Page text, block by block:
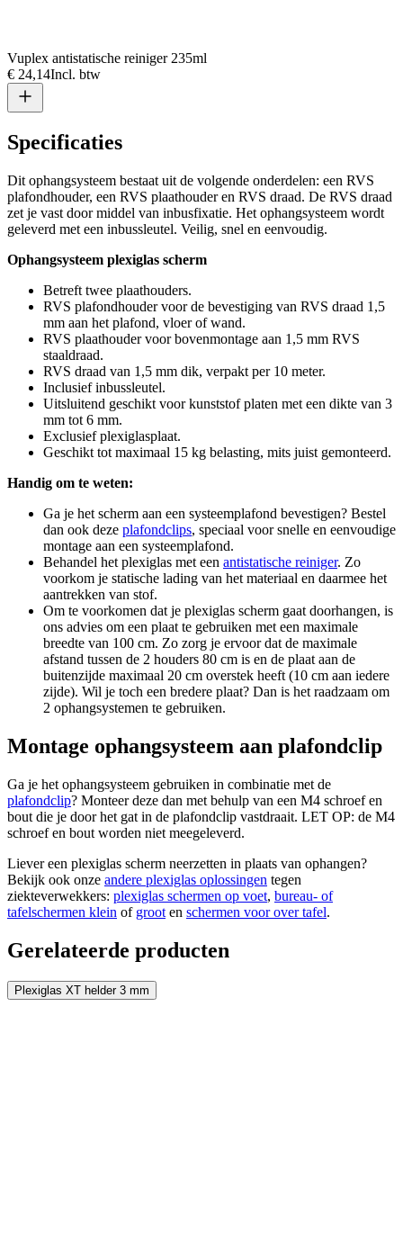
Vuplex antistatische reiniger 235ml
€ 24,14Incl. btw
Specificaties
Dit ophangsysteem bestaat uit de volgende onderdelen: een RVS
plafondhouder, een RVS plaathouder en RVS draad. De RVS draad
zet je vast door middel van inbusfixatie. Het ophangsysteem wordt
geleverd met een inbussleutel. Veilig, snel en eenvoudig.
Ophangsysteem plexiglas scherm
Betreft twee plaathouders.
RVS plafondhouder voor de bevestiging van RVS draad 1,5
mm aan het plafond, vloer of wand.
RVS plaathouder voor bovenmontage aan 1,5 mm RVS
staaldraad.
RVS draad van 1,5 mm dik, verpakt per 10 meter.
Inclusief inbussleutel.
Uitsluitend geschikt voor kunststof platen met een dikte van 3
mm tot 6 mm.
Exclusief plexiglasplaat.
Geschikt tot maximaal 15 kg belasting, mits juist gemonteerd.
Handig om te weten:
Ga je het scherm aan een systeemplafond bevestigen? Bestel
dan ook deze plafondclips, speciaal voor snelle en eenvoudige
montage aan een systeemplafond.
Behandel het plexiglas met een antistatische reiniger. Zo
voorkom je statische lading van het materiaal en daarmee het
aantrekken van stof.
Om te voorkomen dat je plexiglas scherm gaat doorhangen, is
ons advies om een plaat te gebruiken met een maximale
breedte van 100 cm. Zo zorg je ervoor dat de maximale
afstand tussen de 2 houders 80 cm is en de plaat aan de
buitenzijde maximaal 20 cm overstek heeft (10 cm aan iedere
zijde). Wil je toch een bredere plaat? Dan is het raadzaam om
2 ophangsystemen te gebruiken.
Montage ophangsysteem aan plafondclip
Ga je het ophangsysteem gebruiken in combinatie met de
plafondclip? Monteer deze dan met behulp van een M4 schroef en
bout die je door het gat in de plafondclip vastdraait. LET OP: de M4
schroef en bout worden niet meegeleverd.
Liever een plexiglas scherm neerzetten in plaats van ophangen?
Bekijk ook onze andere plexiglas oplossingen tegen
ziekteverwekkers: plexiglas schermen op voet, bureau- of
tafelschermen klein of groot en schermen voor over tafel.
Gerelateerde producten
Plexiglas XT helder 3 mm